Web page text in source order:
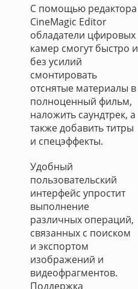
С помощью редактора
CineMagic Editor
обладатели цфировых
камер смогут быстро и
без усилий
смонтировать
отснятые материалы в
полноценный фильм,
наложить саундтрек, а
также добавить титры
и спецэффекты.
Удобный
пользовательский
интерфейс упростит
выполнение
различных операций,
связанных с поиском
и экспортом
изображений и
видеофрагментов.
Поддержка